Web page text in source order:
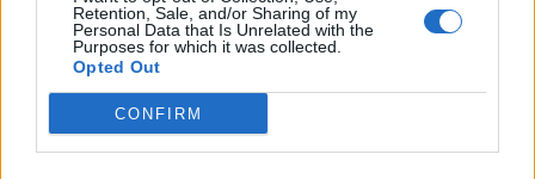
Retention, Sale, and/or Sharing of my
Personal Data that Is Unrelated with the
Purposes for which it was collected.
Opted Out
CONFIRM
2021 7.1
Licorice Pizza
2022